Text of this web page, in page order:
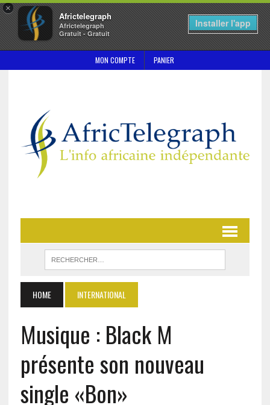
×
Africtelegraph
Africtelegraph
Gratuit - Gratuit
Installer l'app
MON COMPTE PANIER
HOME INTERNATIONAL
Musique : Black M
présente son nouveau
single «Bon»